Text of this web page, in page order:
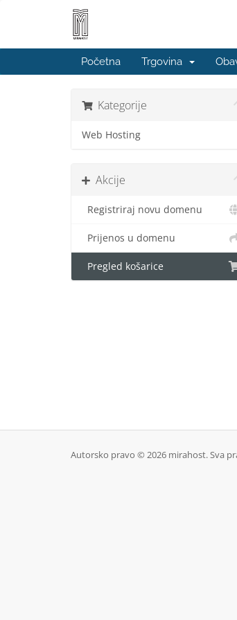
Početna Trgovina
Kategorije
Web Hosting
Akcije
Registriraj novu domenu
Prijenos u domenu
Pregled košarice
Autorsko pravo © 2026 mirahost. Sva